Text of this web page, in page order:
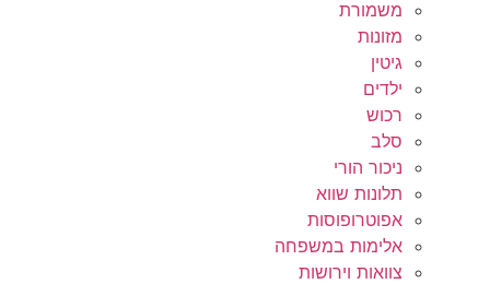
משמורת
מזונות
גיטין
ילדים
רכוש
סלב
ניכור הורי
תלונות שווא
אפוטרופוסות
אלימות במשפחה
צוואות וירושות